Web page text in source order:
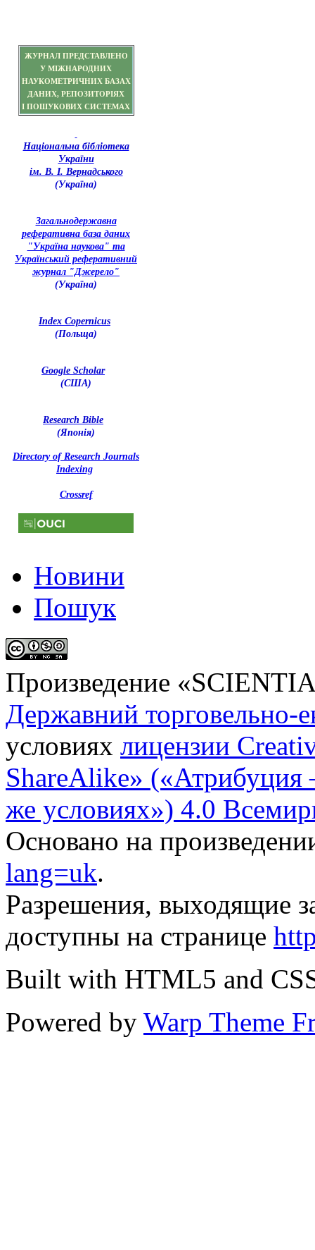
ЖУРНАЛ ПРЕДСТАВЛЕНО
У МІЖНАРОДНИХ
НАУКОМЕТРИЧНИХ БАЗАХ
ДАНИХ, РЕПОЗИТОРІЯХ
І ПОШУКОВИХ СИСТЕМАХ
Національна бібліотека
України
ім. В. І. Вернадського
(Україна)
Загальнодержавна
реферативна база даних
"Україна наукова" та
Український реферативний
журнал "Джерело"
(Україна)
Index Copernicus
(Польща)
Google Scholar
(США)
Research Bible
(Японія)
Directory of Research Journals
Indexing
Crossref
Новини
Пошук
Произведение «
Державний торговельно-
условиях лицензии
ShareAlike»
же условиях») 4.0
Основано на
lang=uk.
Разрешения, выходящие
доступны на странице
Built with HTML5 and
Powered by Warp Theme